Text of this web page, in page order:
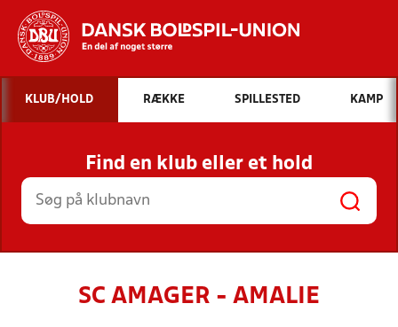
Hvad vil du søge efter?
INDHOLD OG NYHEDER
STILLINGER, RESULTATER, KLUBBER OG
HOLD
KLUB/HOLD RÆKKE SPILLESTED KAMP
Find en klub eller et hold
SC AMAGER - AMALIE